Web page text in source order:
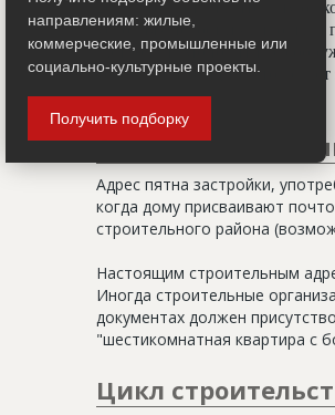
20%, что даёт значительную
условиях недостатка площади
застройки. Монолитные
тепловой изоляции, что
Адрес
Адрес пятна застройки,
когда дому присваивают
строительного района
Настоящим строительным
Иногда строительные
документах должен
"шестикомнатная квартира с
Цикл
направлениям: жилые,
коммерческие, промышленные или
социально-культурные проекты.
Получить подборку